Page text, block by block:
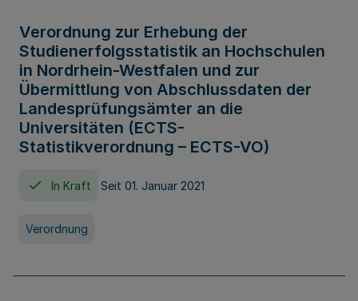
Verordnung zur Erhebung der
Studienerfolgsstatistik an Hochschulen
in Nordrhein-Westfalen und zur
Übermittlung von Abschlussdaten der
Landesprüfungsämter an die
Universitäten (ECTS-
Statistikverordnung – ECTS-VO)
In Kraft Seit 01. Januar 2021
Verordnung